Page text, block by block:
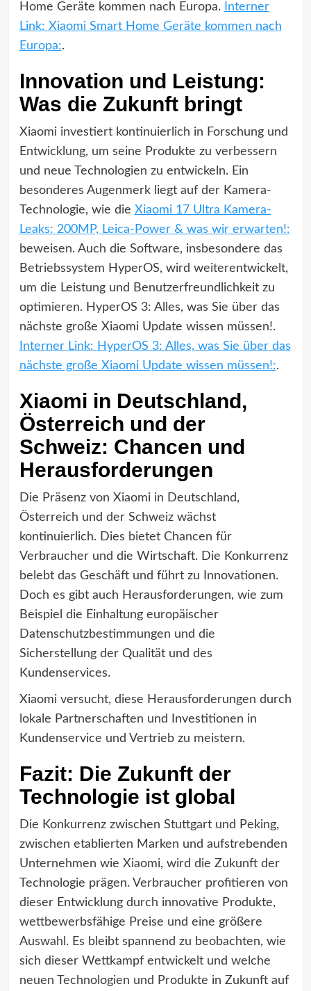
Home Geräte kommen nach Europa.
Interner
Link: Xiaomi Smart Home Geräte kommen nach
Europa:.
Innovation und Leistung:
Was die Zukunft bringt
Xiaomi investiert kontinuierlich in Forschung und
Entwicklung, um seine Produkte zu verbessern
und neue Technologien zu entwickeln. Ein
besonderes Augenmerk liegt auf der Kamera-
Technologie, wie die Xiaomi 17 Ultra Kamera-
Leaks: 200MP, Leica-Power & was wir erwarten!:
beweisen. Auch die Software, insbesondere das
Betriebssystem HyperOS, wird weiterentwickelt,
um die Leistung und Benutzerfreundlichkeit zu
optimieren. HyperOS 3: Alles, was Sie über das
nächste große Xiaomi Update wissen müssen!.
Interner Link: HyperOS 3: Alles, was Sie über das
nächste große Xiaomi Update wissen müssen!:.
Xiaomi in Deutschland,
Österreich und der
Schweiz: Chancen und
Herausforderungen
Die Präsenz von Xiaomi in Deutschland,
Österreich und der Schweiz wächst
kontinuierlich. Dies bietet Chancen für
Verbraucher und die Wirtschaft. Die Konkurrenz
belebt das Geschäft und führt zu Innovationen.
Doch es gibt auch Herausforderungen, wie zum
Beispiel die Einhaltung europäischer
Datenschutzbestimmungen und die
Sicherstellung der Qualität und des
Kundenservices.
Xiaomi versucht, diese Herausforderungen durch
lokale Partnerschaften und Investitionen in
Kundenservice und Vertrieb zu meistern.
Fazit: Die Zukunft der
Technologie ist global
Die Konkurrenz zwischen Stuttgart und Peking,
zwischen etablierten Marken und aufstrebenden
Unternehmen wie Xiaomi, wird die Zukunft der
Technologie prägen. Verbraucher profitieren von
dieser Entwicklung durch innovative Produkte,
wettbewerbsfähige Preise und eine größere
Auswahl. Es bleibt spannend zu beobachten, wie
sich dieser Wettkampf entwickelt und welche
neuen Technologien und Produkte in Zukunft auf